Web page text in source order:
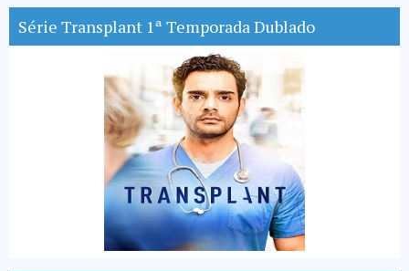
Série Transplant 1ª Temporada Dublado